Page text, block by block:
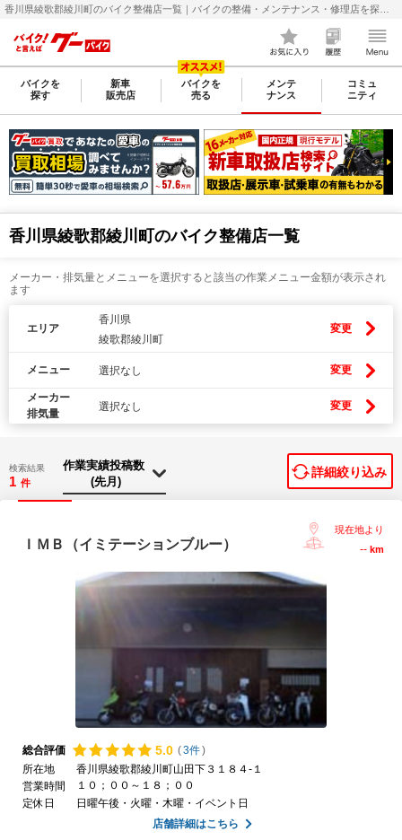
バイクを
探す
新車
販売店
バイクを
売る
メンテ
ナンス
コミュ
ニティ
香川県綾歌郡綾川町のバイク整備店一覧
メーカー・排気量とメニューを選択すると該当の作業メニュー金額が表示され
ます
エリア
香川県
綾歌郡綾川町
変更
メニュー 選択なし 変更
メーカー
排気量
選択なし 変更
検索結果
1 件
詳細絞り込み
ＩＭＢ（イミテーションブルー）
現在地より
-- km
総合評価 5.0 (3件)
所在地
香川県綾歌郡綾川町山田下３１８４-１
営業時間
１０；００～１８；００
定休日
日曜午後・火曜・木曜・イベント日
店舗詳細はこちら